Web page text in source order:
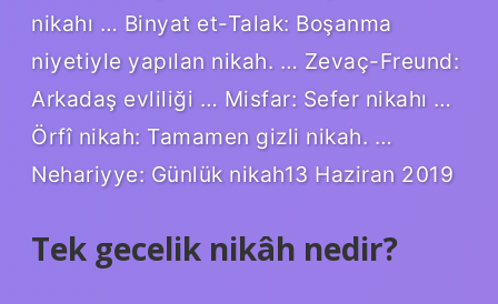
nikahı … Binyat et-Talak: Boşanma
niyetiyle yapılan nikah. … Zevaç-Freund:
Arkadaş evliliği … Misfar: Sefer nikahı …
Örfî nikah: Tamamen gizli nikah. …
Nehariyye: Günlük nikah13 Haziran 2019
Tek gecelik nikâh nedir?